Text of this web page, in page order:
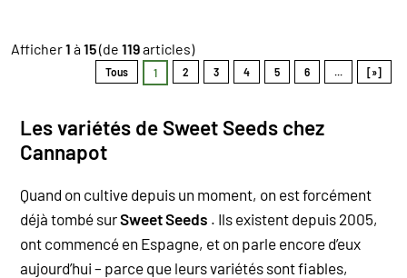
Afficher1 à15(de 119articles)
Tous 1 2 3 4 5 6 [»]
Les variétés de Sweet Seeds chez
Cannapot
Quand on cultive depuis un moment, on est forcément
déjà tombé surSweet Seeds . Ils existent depuis 2005,
ont commencé en Espagne, et on parle encore d’eux
aujourd’hui – parce que leurs variétés sont fiables,